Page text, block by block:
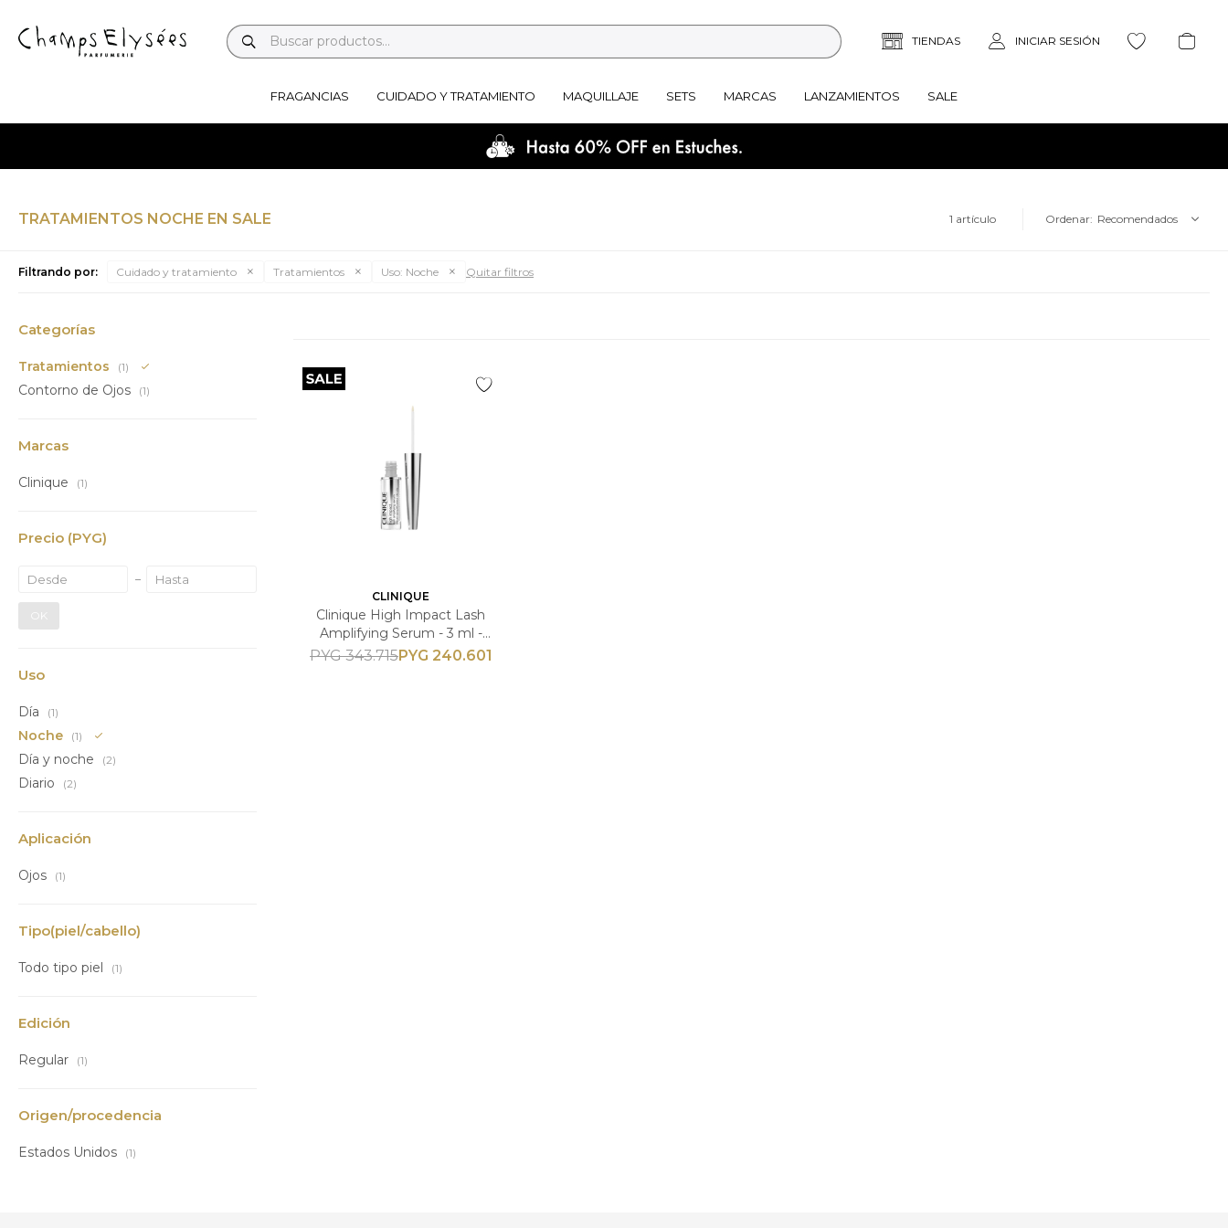
FRAGANCIAS CUIDADO Y TRATAMIENTO MAQUILLAJE SETS MARCAS LANZAMIENTOS SALE
TRATAMIENTOS NOCHE EN SALE 1 artículo Recomendados
Filtrando por: Cuidado y tratamiento Tratamientos Uso: Noche Quitar filtros
CLINIQUE
Clinique High Impact Lash
Amplifying Serum - 3 ml -
Tratamiento Amplificador de
PYG 240.601
PYG 343.715
Categorías
Tratamientos (1)
Contorno de Ojos (1)
Marcas
Clinique (1)
Precio (PYG)
OK
Uso
Día (1)
Noche (1)
Día y noche (2)
Diario (2)
Aplicación
Ojos (1)
Tipo(piel/cabello)
Todo tipo piel (1)
Edición
Regular (1)
Origen/procedencia
Estados Unidos (1)